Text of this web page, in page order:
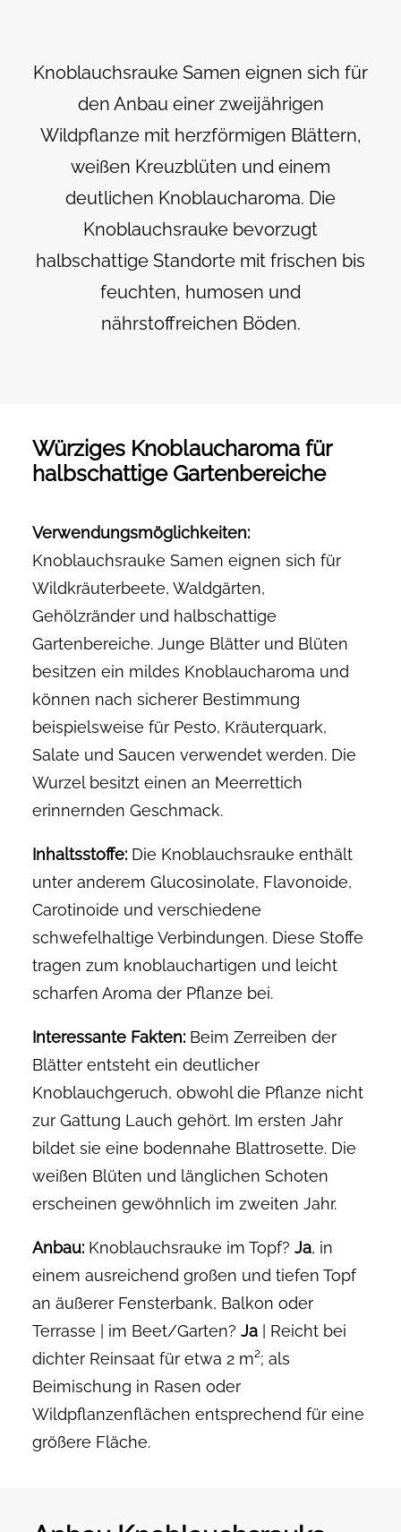
Knoblauchsrauke Samen eignen sich für
den Anbau einer zweijährigen
Wildpflanze mit herzförmigen Blättern,
weißen Kreuzblüten und einem
deutlichen Knoblaucharoma. Die
Knoblauchsrauke bevorzugt
halbschattige Standorte mit frischen bis
feuchten, humosen und
nährstoffreichen Böden.
Würziges Knoblaucharoma für
halbschattige Gartenbereiche
Verwendungsmöglichkeiten:
Knoblauchsrauke Samen eignen sich für
Wildkräuterbeete, Waldgärten,
Gehölzränder und halbschattige
Gartenbereiche. Junge Blätter und Blüten
besitzen ein mildes Knoblaucharoma und
können nach sicherer Bestimmung
beispielsweise für Pesto, Kräuterquark,
Salate und Saucen verwendet werden. Die
Wurzel besitzt einen an Meerrettich
erinnernden Geschmack.
Inhaltsstoffe: Die Knoblauchsrauke enthält
unter anderem Glucosinolate, Flavonoide,
Carotinoide und verschiedene
schwefelhaltige Verbindungen. Diese Stoffe
tragen zum knoblauchartigen und leicht
scharfen Aroma der Pflanze bei.
Interessante Fakten: Beim Zerreiben der
Blätter entsteht ein deutlicher
Knoblauchgeruch, obwohl die Pflanze nicht
zur Gattung Lauch gehört. Im ersten Jahr
bildet sie eine bodennahe Blattrosette. Die
weißen Blüten und länglichen Schoten
erscheinen gewöhnlich im zweiten Jahr.
Anbau: Knoblauchsrauke im Topf? Ja, in
einem ausreichend großen und tiefen Topf
an äußerer Fensterbank, Balkon oder
Terrasse | im Beet/Garten? Ja | Reicht bei
dichter Reinsaat für etwa 2 m²; als
Beimischung in Rasen oder
Wildpflanzenflächen entsprechend für eine
größere Fläche.